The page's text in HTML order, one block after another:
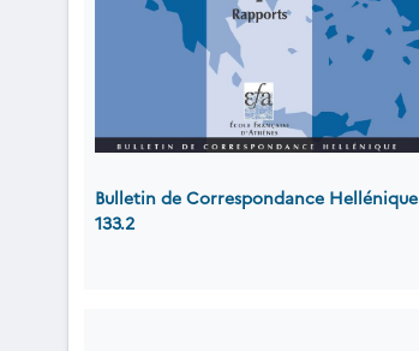
Bulletin de Correspondance Hellénique
133.2